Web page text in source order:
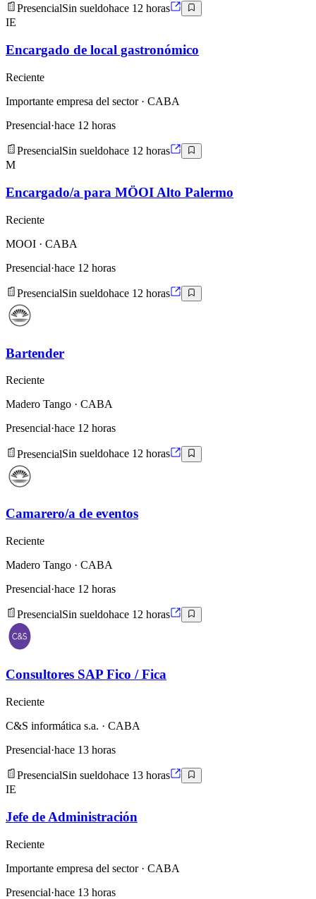
PresencialSin sueldohace 12 horas
IE
Encargado de local gastronómico
Reciente
Importante empresa del sector· CABA
Presencial·hace 12 horas
PresencialSin sueldohace 12 horas
M
Encargado/a para MÖOI Alto Palermo
Reciente
MOOI · CABA
Presencial·hace 12 horas
PresencialSin sueldohace 12 horas
Bartender
Reciente
Madero Tango · CABA
Presencial·hace 12 horas
PresencialSin sueldohace 12 horas
Camarero/a de eventos
Reciente
Madero Tango · CABA
Presencial·hace 12 horas
PresencialSin sueldohace 12 horas
Consultores SAP Fico / Fica
Reciente
C&S informática s.a. · CABA
Presencial·hace 13 horas
PresencialSin sueldohace 13 horas
IE
Jefe de Administración
Reciente
Importante empresa del sector· CABA
Presencial·hace 13 horas